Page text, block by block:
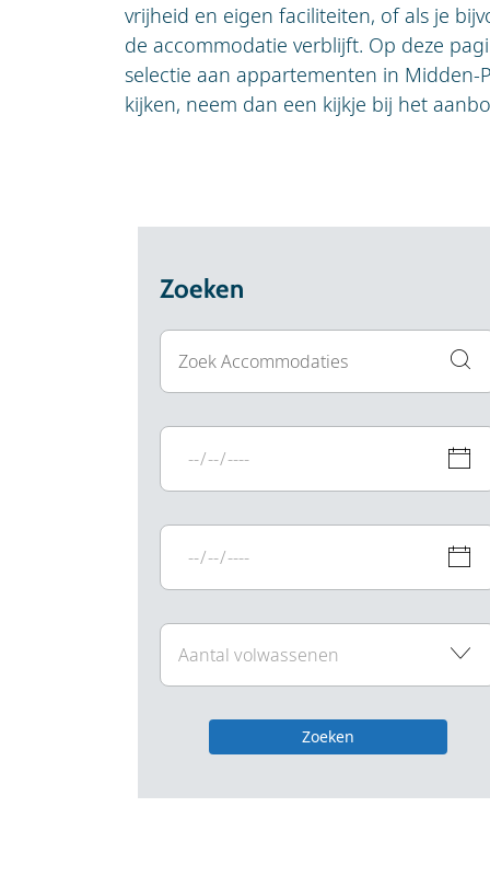
vrijheid en eigen faciliteiten, of als je
de accommodatie verblijft. Op deze
selectie aan appartementen in Midden-
kijken, neem dan een kijkje bij het
Zoeken
Zoeken